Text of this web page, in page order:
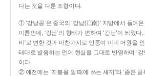
다는 것을 다룬 조항이다.
① ‘강낭콩’은 중국의 ‘강남(江南)’ 지방에서 들여
이름인데, ‘강남’의 형태가 변하여 ‘강낭’이 되었다.
비’로 변한 것과 마찬가지로 언중이 이미 어원을
태대로 발음하는 언어 현실을 그대로 반영하여 ‘강
이다.
② 예전에는 ‘지붕을 일 때에 쓰는 새끼’와 ‘좁은 골